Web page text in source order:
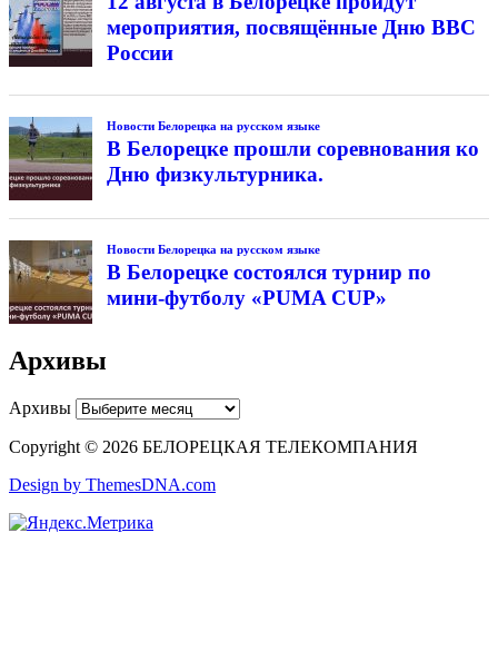
мероприятия, посвящённые Дню ВВС
России
Новости Белорецка на русском языке
В Белорецке прошли соревнования ко
Дню физкультурника.
Новости Белорецка на русском языке
В Белорецке состоялся турнир по
мини-футболу «PUMA CUP»
Архивы
Архивы
Copyright © 2026 БЕЛОРЕЦКАЯ ТЕЛЕКОМПАНИЯ
Design by ThemesDNA.com